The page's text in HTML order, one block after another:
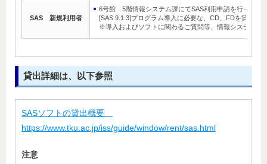
SAS 新規利用者
6号館 5階情報システム課にてSAS利用申請を行ってく
[SAS 9.1.3]プログラム導入に必要な、CD、FDを貸出ま
※導入およびソフトに関わるご質問等、情報システム課
貸出詳細は、以下参照
SASソフトの貸出概要
https://www.tku.ac.jp/iss/guide/window/rent/sas.html
注意